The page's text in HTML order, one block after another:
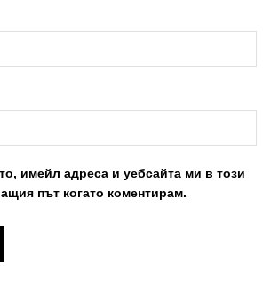
имейл адреса и уебсайта ми в този
път когато коментирам.